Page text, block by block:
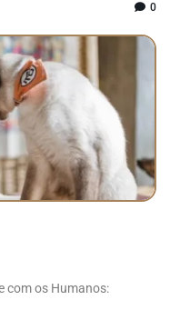
0
com os Humanos: